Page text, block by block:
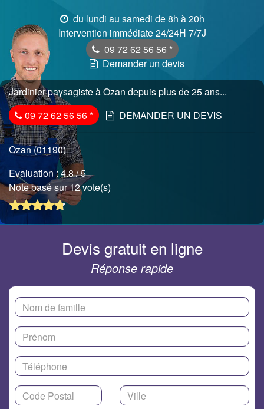
du lundi au samedi de 8h à 20h
Intervention immédiate 24/24H 7/7J
09 72 62 56 56 *
Demander un devis
Jardinier paysagiste à Ozan depuis plus de 25 ans...
09 72 62 56 56* DEMANDER UN DEVIS
Ozan (01190)
Evaluation :4.8/ 5
Note basé sur 12 vote(s)
Devis gratuit en ligne
Réponse rapide